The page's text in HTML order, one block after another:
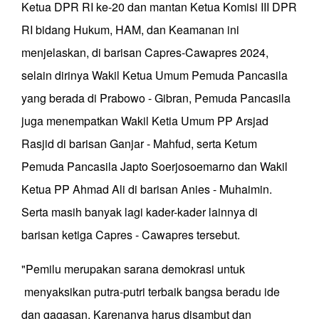
Ketua DPR RI ke-20 dan mantan Ketua Komisi III DPR
RI bidang Hukum, HAM, dan Keamanan ini
menjelaskan, di barisan Capres-Cawapres 2024,
selain dirinya Wakil Ketua Umum Pemuda Pancasila
yang berada di Prabowo - Gibran, Pemuda Pancasila
juga menempatkan Wakil Ketia Umum PP Arsjad
Rasjid di barisan Ganjar - Mahfud, serta Ketum
Pemuda Pancasila Japto Soerjosoemarno dan Wakil
Ketua PP Ahmad Ali di barisan Anies - Muhaimin.
Serta masih banyak lagi kader-kader lainnya di
barisan ketiga Capres - Cawapres tersebut.
"Pemilu merupakan sarana demokrasi untuk
menyaksikan putra-putri terbaik bangsa beradu ide
dan gagasan. Karenanya harus disambut dan